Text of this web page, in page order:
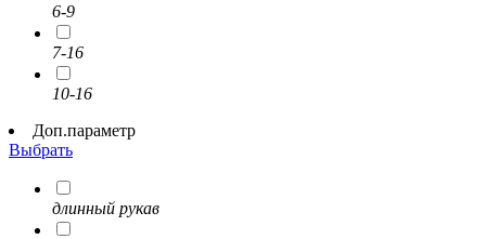
6-9
7-16
10-16
Доп.параметр
Выбрать
длинный рукав